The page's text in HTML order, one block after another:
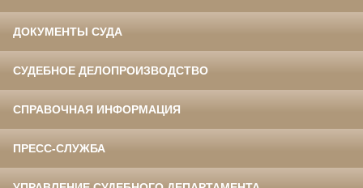
ДОКУМЕНТЫ СУДА
СУДЕБНОЕ ДЕЛОПРОИЗВОДСТВО
СПРАВОЧНАЯ ИНФОРМАЦИЯ
ПРЕСС-СЛУЖБА